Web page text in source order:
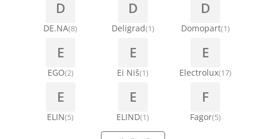
D
DE.NA(8)
D
Deligrad(1)
D
Domopart(1)
E
EGO(2)
E
Ei Niš(1)
E
Electrolux(17)
E
ELIN(5)
E
ELIND(1)
F
Fagor(5)